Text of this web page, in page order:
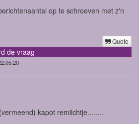
op te schroeven met z'n
Quote
de vraag
kapot remlichtje........